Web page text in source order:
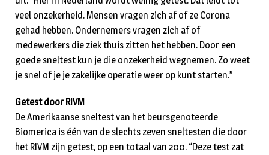
veel onzekerheid. Mensen vragen zich af of ze Corona
gehad hebben. Ondernemers vragen zich af of
medewerkers die ziek thuis zitten het hebben. Door een
goede sneltest kun je die onzekerheid wegnemen. Zo weet
je snel of je je zakelijke operatie weer op kunt starten.”
Getest door RIVM
De Amerikaanse sneltest van het beursgenoteerde
Biomerica is één van de slechts zeven sneltesten die door
het RIVM zijn getest, op een totaal van 200. “Deze test zat